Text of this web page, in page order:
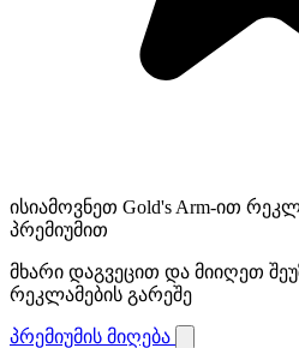
ისიამოვნეთ Gold's Arm-ით
პრემიუმით
მხარი დაგვეცით და მიიღეთ
რეკლამების გარეშე
პრემიუმის მიღება